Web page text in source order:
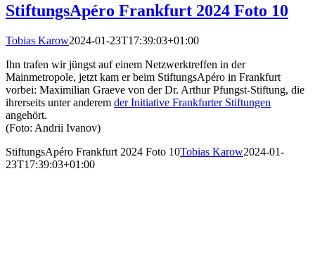
StiftungsApéro Frankfurt 2024 Foto 10
Tobias Karow2024-01-23T17:39:03+01:00
Ihn trafen wir jüngst auf einem Netzwerktreffen in der
Mainmetropole, jetzt kam er beim StiftungsApéro in Frankfurt
vorbei: Maximilian Graeve von der Dr. Arthur Pfungst-Stiftung, die
ihrerseits unter anderem der Initiative Frankfurter Stiftungen
angehört.
(Foto: Andrii Ivanov)
StiftungsApéro Frankfurt 2024 Foto 10Tobias Karow2024-01-
23T17:39:03+01:00